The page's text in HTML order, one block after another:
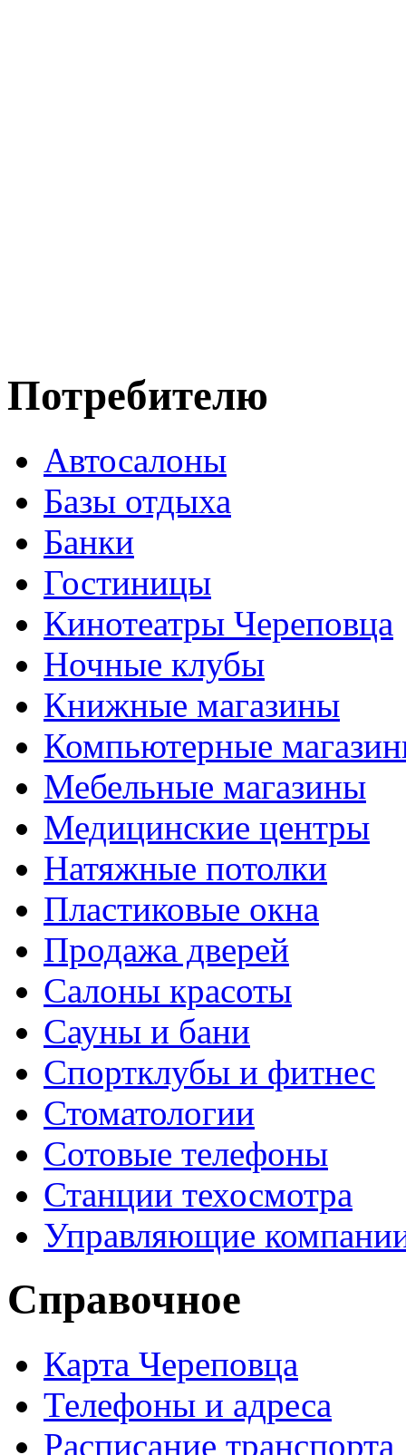
Потребителю
Автосалоны
Базы отдыха
Банки
Гостиницы
Кинотеатры Череповца
Ночные клубы
Книжные магазины
Компьютерные
Мебельные магазины
Медицинские центры
Натяжные потолки
Пластиковые окна
Продажа дверей
Салоны красоты
Сауны и бани
Спортклубы и фитнес
Стоматологии
Сотовые телефоны
Станции техосмотра
Управляющие
Справочное
Карта Череповца
Телефоны и адреса
Расписание транспорта